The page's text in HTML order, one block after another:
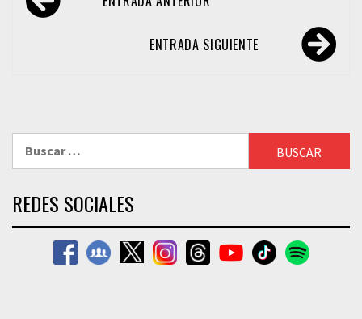
de
ENTRADA SIGUIENTE
REDES SOCIALES